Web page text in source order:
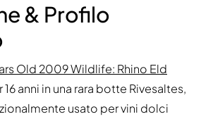
& Profilo
Old 2009 Wildlife: Rhino Eld
anni in una rara botte Rivesaltes,
usato per vini dolci